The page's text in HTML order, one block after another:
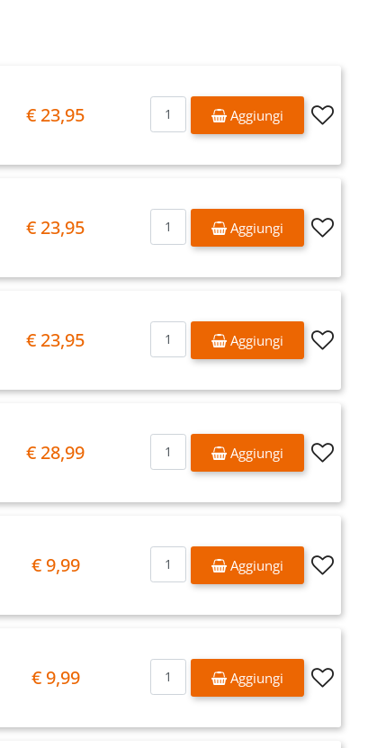
€ 23,95 QuantitàAggiungi
€ 23,95 QuantitàAggiungi
€ 23,95 QuantitàAggiungi
€ 28,99 QuantitàAggiungi
€ 9,99 QuantitàAggiungi
€ 9,99 QuantitàAggiungi